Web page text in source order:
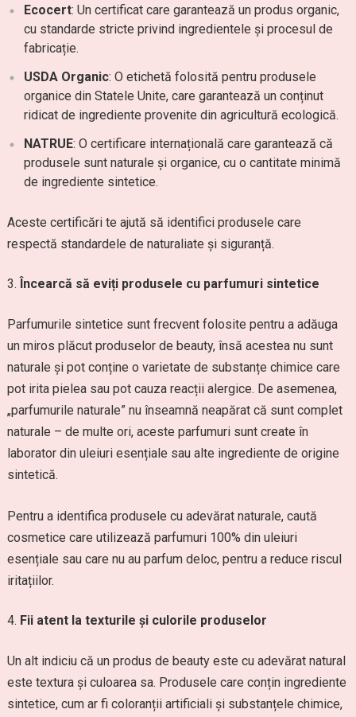
Ecocert: Un certificat care garantează un produs organic,
cu standarde stricte privind ingredientele și procesul de
fabricație.
USDA Organic: O etichetă folosită pentru produsele
organice din Statele Unite, care garantează un conținut
ridicat de ingrediente provenite din agricultură ecologică.
NATRUE: O certificare internațională care garantează că
produsele sunt naturale și organice, cu o cantitate minimă
de ingrediente sintetice.
Aceste certificări te ajută să identifici produsele care
respectă standardele de naturaliate și siguranță.
Încearcă să eviți produsele cu parfumuri sintetice
Parfumurile sintetice sunt frecvent folosite pentru a adăuga
un miros plăcut produselor de beauty, însă acestea nu sunt
naturale și pot conține o varietate de substanțe chimice care
pot irita pielea sau pot cauza reacții alergice. De asemenea,
„parfumurile naturale” nu înseamnă neapărat că sunt complet
naturale – de multe ori, aceste parfumuri sunt create în
laborator din uleiuri esențiale sau alte ingrediente de origine
sintetică.
Pentru a identifica produsele cu adevărat naturale, caută
cosmetice care utilizează parfumuri 100% din uleiuri
esențiale sau care nu au parfum deloc, pentru a reduce riscul
iritațiilor.
Fii atent la texturile și culorile produselor
Un alt indiciu că un produs de beauty este cu adevărat natural
este textura și culoarea sa. Produsele care conțin ingrediente
sintetice, cum ar fi coloranții artificiali și substanțele chimice,